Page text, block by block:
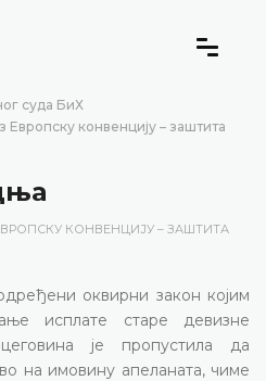
суда БиХ
Европску конвенцију – заштита
КОНВЕНЦИЈУ – ЗАШТИТА
оквирни закон којим
исплате старе девизне
је пропустила да
на имовину апеланата, чиме